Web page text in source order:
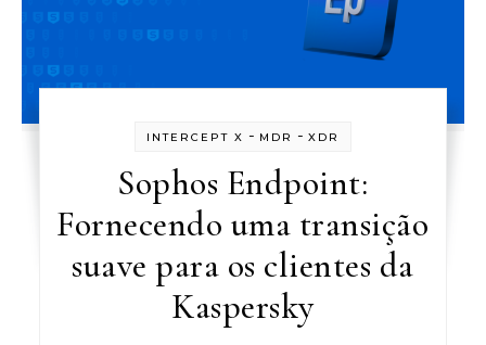
INTERCEPT X - MDR - XDR
Sophos Endpoint:
Fornecendo uma transição
suave para os clientes da
Kaspersky